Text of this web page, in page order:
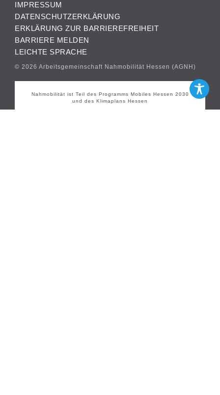
IMPRESSUM
DATENSCHUTZERKLÄRUNG
ERKLÄRUNG ZUR BARRIEREFREIHEIT
BARRIERE MELDEN
LEICHTE SPRACHE
© 2026 Arbeitsgemeinschaft Nahmobilität Hessen (AGNH)
Nahmobilität ist Teil des Programms Mobiles Hessen 2030
und des Klimaplans Hessen